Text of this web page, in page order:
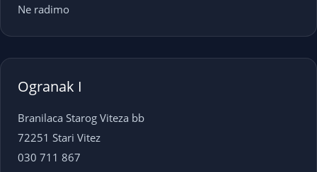
Ne radimo
Ogranak I
Branilaca Starog Viteza bb
72251 Stari Vitez
030 711 867